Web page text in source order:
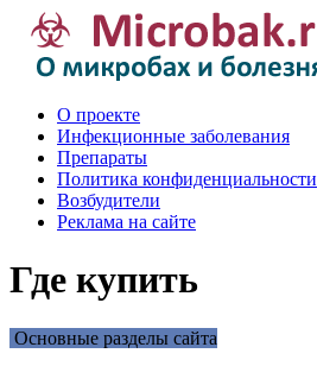
О проекте
Инфекционные заболевания
Препараты
Политика конфиденциальности
Возбудители
Реклама на сайте
Где купить
Основные разделы сайта